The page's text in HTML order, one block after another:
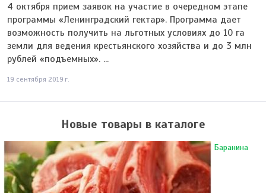
4 октября прием заявок на участие в очередном этапе
программы «Ленинградский гектар». Программа дает
возможность получить на льготных условиях до 10 га
земли для ведения крестьянского хозяйства и до 3 млн
рублей «подъемных». ...
19 сентября 2019 г.
Новые товары в каталоге
Баранина